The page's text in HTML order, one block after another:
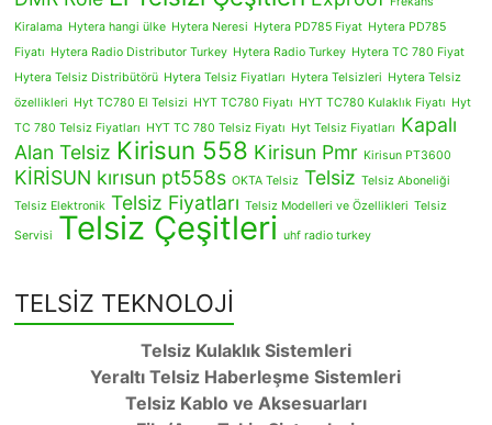
Kiralama Hytera hangi ülke Hytera Neresi Hytera PD785 Fiyat Hytera PD785
Fiyatı Hytera Radio Distributor Turkey Hytera Radio Turkey Hytera TC 780 Fiyat
Hytera Telsiz Distribütörü Hytera Telsiz Fiyatları Hytera Telsizleri Hytera Telsiz
özellikleri Hyt TC780 El Telsizi HYT TC780 Fiyatı HYT TC780 Kulaklık Fiyatı Hyt
TC 780 Telsiz Fiyatları HYT TC 780 Telsiz Fiyatı Hyt Telsiz Fiyatları Kapalı
Alan Telsiz Kirisun 558 Kirisun Pmr Kirisun PT3600
KİRİSUN kırısun pt558s OKTA Telsiz Telsiz Telsiz Aboneliği
Telsiz Elektronik Telsiz Fiyatları Telsiz Modelleri ve Özellikleri Telsiz
Servisi Telsiz Çeşitleri uhf radio turkey
TELSİZ TEKNOLOJİ
Telsiz Kulaklık Sistemleri
Yeraltı Telsiz Haberleşme Sistemleri
Telsiz Kablo ve Aksesuarları